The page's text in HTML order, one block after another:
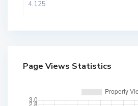
Page Views Statistics